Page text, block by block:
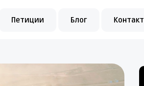
Петиции Блог Контакт